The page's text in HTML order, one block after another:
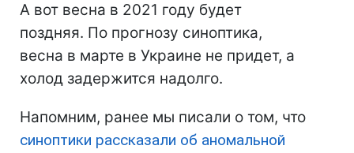
А вот весна в 2021 году будет
поздняя. По прогнозу синоптика,
весна в марте в Украине не придет, а
холод задержится надолго.
Напомним, ранее мы писали о том, что
синоптики рассказали об аномальной